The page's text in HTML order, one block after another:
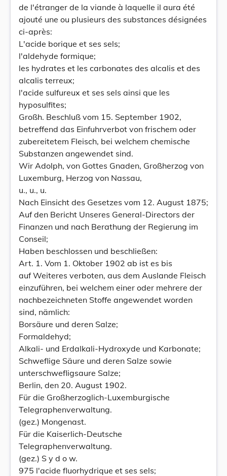
de l'étranger de la viande à laquelle il aura été
ajouté une ou plusieurs des substances désignées
ci-après:
L'acide borique et ses sels;
l'aldehyde formique;
les hydrates et les carbonates des alcalis et des
alcalis terreux;
l'acide sulfureux et ses sels ainsi que les
hyposulfites;
Großh. Beschluß vom 15. September 1902,
betreffend das Einfuhrverbot von frischem oder
zubereitetem Fleisch, bei welchem chemische
Substanzen angewendet sind.
Wir Adolph, von Gottes Gnaden, Großherzog von
Luxemburg, Herzog von Nassau,
u., u., u.
Nach Einsicht des Gesetzes vom 12. August 1875;
Auf den Bericht Unseres General-Directors der
Finanzen und nach Berathung der Regierung im
Conseil;
Haben beschlossen und beschließen:
Art. 1. Vom 1. Oktober 1902 ab ist es bis
auf Weiteres verboten, aus dem Auslande Fleisch
einzuführen, bei welchem einer oder mehrere der
nachbezeichneten Stoffe angewendet worden
sind, nämlich:
Borsäure und deren Salze;
Formaldehyd;
Alkali- und Erdalkali-Hydroxyde und Karbonate;
Schweflige Säure und deren Salze sowie
unterschwefligsaure Salze;
Berlin, den 20. August 1902.
Für die Großherzoglich-Luxemburgische
Telegraphenverwaltung.
(gez.) Mongenast.
Für die Kaiserlich-Deutsche
Telegraphenverwaltung.
(gez.) S y d o w.
975 l'acide fluorhydrique et ses sels;